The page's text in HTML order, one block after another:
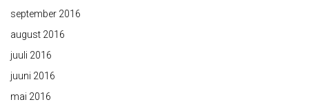
september 2016
august 2016
juuli 2016
juuni 2016
mai 2016